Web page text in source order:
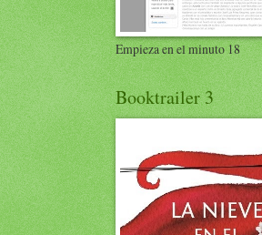
Empieza en el minuto 18
Booktrailer 3